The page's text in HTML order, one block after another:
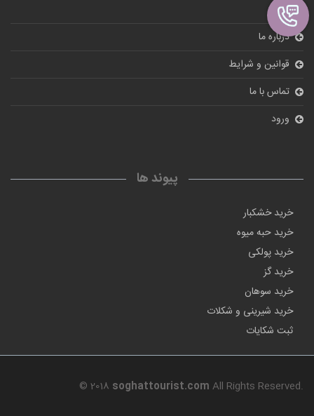
بلاگ
درباره ما
قوانین و شرایط
تماس با ما
ورود
پیوند ها
خرید خشکبار
خرید حبه میوه
خرید پولکی
خرید گز
خرید سوهان
خرید شیرینی و شکلات
ثبت شکایات
© 2018 soghattourist.com All Rights Reserved.